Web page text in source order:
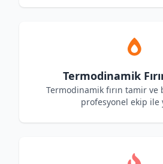
Termodinamik
Termodinamik fırın tamir ve
profesyonel ekip ile